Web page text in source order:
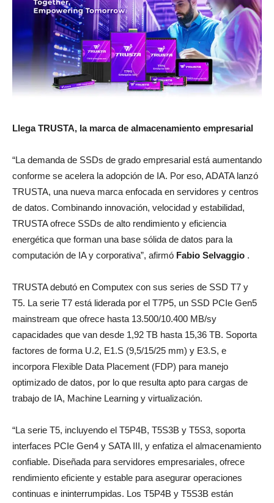
Llega TRUSTA, la marca de almacenamiento empresarial
“La demanda de SSDs de grado empresarial está aumentando
conforme se acelera la adopción de IA. Por eso, ADATA lanzó
TRUSTA, una nueva marca enfocada en servidores y centros
de datos. Combinando innovación, velocidad y estabilidad,
TRUSTA ofrece SSDs de alto rendimiento y eficiencia
energética que forman una base sólida de datos para la
computación de IA y corporativa”, afirmó Fabio Selvaggio .
TRUSTA debutó en Computex con sus series de SSD T7 y
T5. La serie T7 está liderada por el T7P5, un SSD PCIe Gen5
mainstream que ofrece hasta 13.500/10.400 MB/sy
capacidades que van desde 1,92 TB hasta 15,36 TB. Soporta
factores de forma U.2, E1.S (9,5/15/25 mm) y E3.S, e
incorpora Flexible Data Placement (FDP) para manejo
optimizado de datos, por lo que resulta apto para cargas de
trabajo de IA, Machine Learning y virtualización.
“La serie T5, incluyendo el T5P4B, T5S3B y T5S3, soporta
interfaces PCIe Gen4 y SATA III, y enfatiza el almacenamiento
confiable. Diseñada para servidores empresariales, ofrece
rendimiento eficiente y estable para asegurar operaciones
continuas e ininterrumpidas. Los T5P4B y T5S3B están